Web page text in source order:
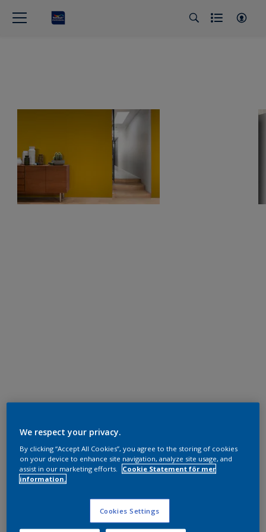
We respect your privacy.
By clicking “Accept All Cookies”, you agree to the storing of cookies
on your device to enhance site navigation, analyze site usage, and
assist in our marketing efforts.
Cookie Statement för mer
information.
Cookies Settings